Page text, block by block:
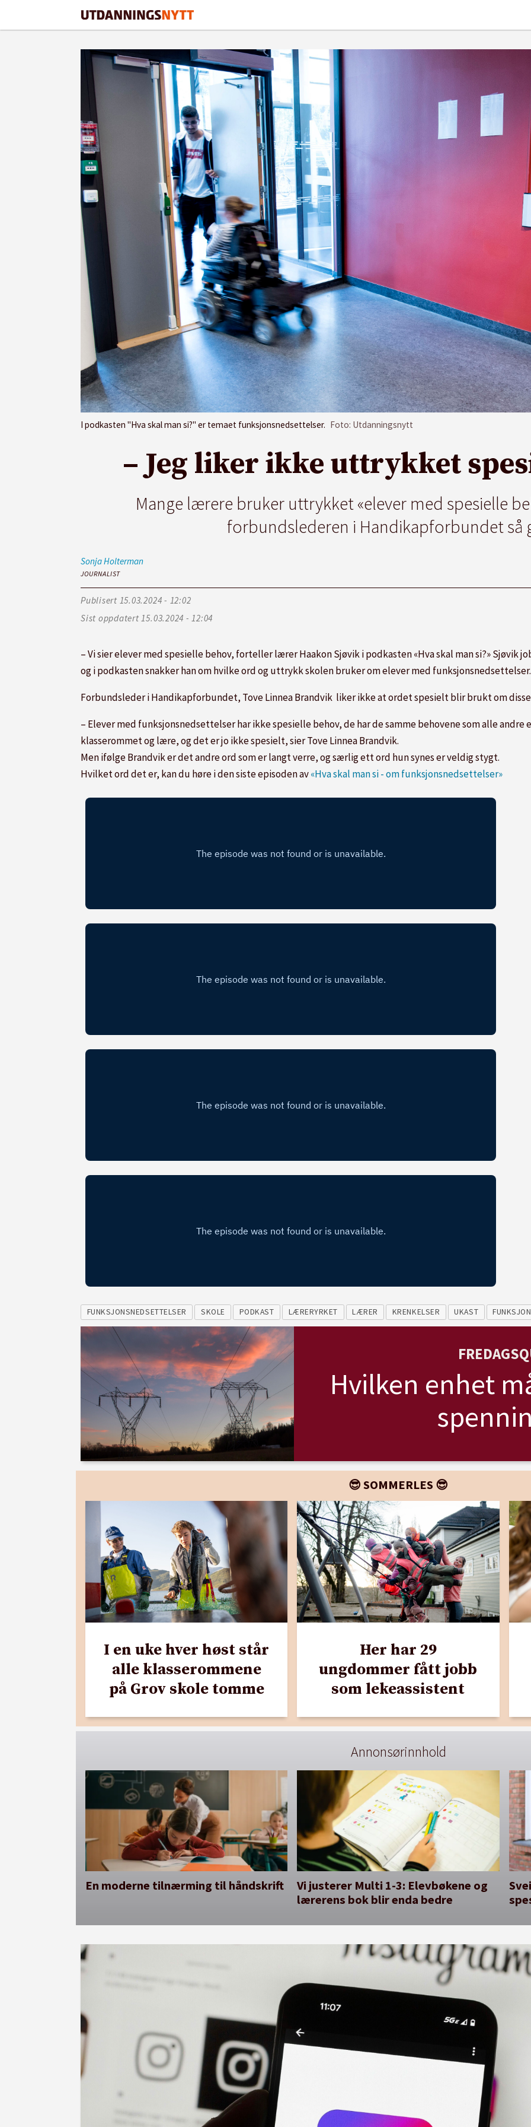
I podkasten "Hva skal man si?" er temaet funksjonsnedsettelser. Foto: Utdanningsnytt
– Jeg liker ikke uttrykket
Mange lærere bruker uttrykket «elever med spesielle
forbundslederen i Handikapforbundet så
SonjaHolterman
JOURNALIST
Publisert
15.03.2024 - 12:02
Sist oppdatert
15.03.2024 - 12:04
– Vi sier elever med spesielle behov, forteller lærer Haakon Sjøvik i podkasten «Hva skal man si?» Sjøvik
og i podkasten snakker han om hvilke ord og uttrykk skolen bruker om elever med funksjonsnedsettelser.
Forbundsleder i Handikapforbundet, Tove Linnea Brandvik liker ikke at ordet spesielt blir brukt om
– Elever med funksjonsnedsettelser har ikke spesielle behov, de har de samme behovene som alle andre
klasserommet og lære, og det er jo ikke spesielt, sier Tove Linnea Brandvik.
Men ifølge Brandvik er det andre ord som er langt verre, og særlig ett ord hun synes er veldig stygt.
Hvilket ord det er, kan du høre i den siste episoden av«Hva skal man si - om funksjonsnedsettelser»
FUNKSJONSNEDSETTELSER SKOLE PODKAST LÆRERYRKET LÆRER KRENKELSER UKAST
Hvilken enhet
😎 SOMMERLES 😎
I en uke hver høst står
alle klasserommene
på Grov skole tomme
Her har 29
ungdommer fått jobb
som lekeassistent
Annonsørinnhold
En moderne tilnærming til håndskrift
Vi justerer Multi 1-3: Elevbøkene og
lærerens bok blir enda bedre